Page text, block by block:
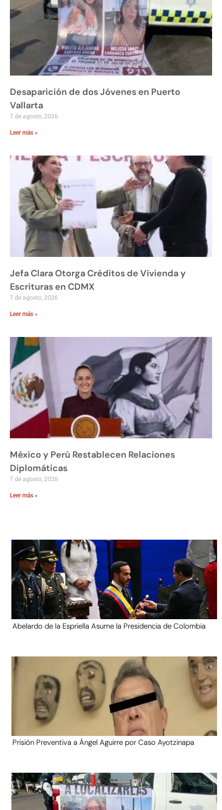
Desaparición de dos Jóvenes en Puerto
Vallarta
7 de agosto, 2026
Leer más »
Jefa Clara Otorga Créditos de Vivienda y
Escrituras en CDMX
7 de agosto, 2026
Leer más »
México y Perú Restablecen Relaciones
Diplomáticas
7 de agosto, 2026
Leer más »
Abelardo de la Espriella Asume la Presidencia de Colombia
Prisión Preventiva a Ángel Aguirre por Caso Ayotzinapa